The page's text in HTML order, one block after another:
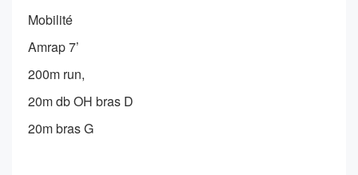
Mobilité
Amrap 7’
200m run,
20m db OH bras D
20m bras G